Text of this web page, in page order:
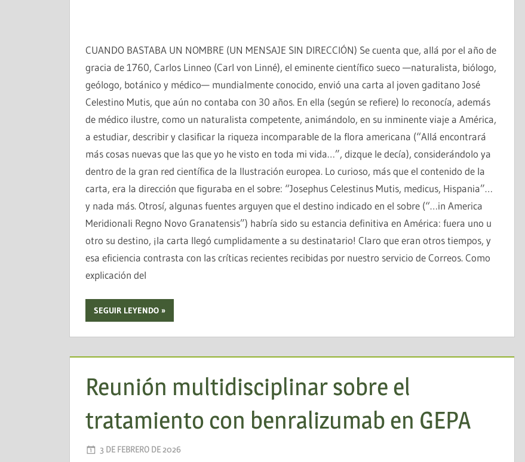
CUANDO BASTABA UN NOMBRE (UN MENSAJE SIN DIRECCIÓN) Se cuenta que, allá por el año de
gracia de 1760, Carlos Linneo (Carl von Linné), el eminente científico sueco —naturalista, biólogo,
geólogo, botánico y médico— mundialmente conocido, envió una carta al joven gaditano José
Celestino Mutis, que aún no contaba con 30 años. En ella (según se refiere) lo reconocía, además
de médico ilustre, como un naturalista competente, animándolo, en su inminente viaje a América,
a estudiar, describir y clasificar la riqueza incomparable de la flora americana (“Allá encontrará
más cosas nuevas que las que yo he visto en toda mi vida…”, dizque le decía), considerándolo ya
dentro de la gran red científica de la Ilustración europea. Lo curioso, más que el contenido de la
carta, era la dirección que figuraba en el sobre: “Josephus Celestinus Mutis, medicus, Hispania”…
y nada más. Otrosí, algunas fuentes arguyen que el destino indicado en el sobre (“…in America
Meridionali Regno Novo Granatensis”) habría sido su estancia definitiva en América: fuera uno u
otro su destino, ¡la carta llegó cumplidamente a su destinatario! Claro que eran otros tiempos, y
esa eficiencia contrasta con las críticas recientes recibidas por nuestro servicio de Correos. Como
explicación del
SEGUIR LEYENDO
Reunión multidisciplinar sobre el
tratamiento con benralizumab en GEPA
3 DE FEBRERO DE 2026